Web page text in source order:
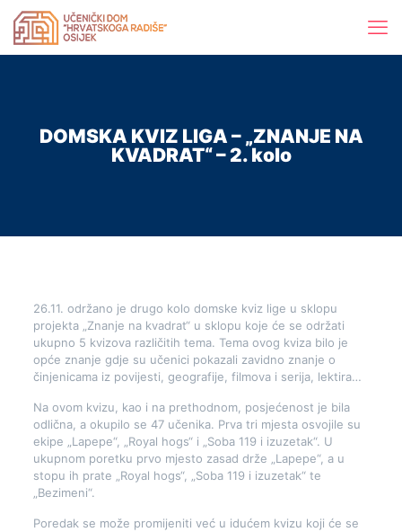
DOMSKA KVIZ LIGA – „ZNANJE NA
KVADRAT“ – 2. kolo
26.11. održano je drugo kolo domske kviz lige u sklopu
projekta „Znanje na kvadrat“ u sklopu koje će se održati
ukupno 5 kvizova različitih tema. Tema ovog kviza bilo je
opće znanje gdje su učenici pokazali zavidno znanje o
činjenicama iz povijesti, geografije, filmova i serija, lektira…
Na ovom kvizu, kao i na prethodnom, posjećenost je bila
odlična, a okupilo se 47 učenika. Prva tri mjesta osvojile su
ekipe „Lapepe“, „Royal hogs“ i „Soba 119 i izuzetak“. U
ukupnom poretku prvo mjesto zasad drže „Lapepe“, a u
stopu ih prate „Royal hogs“, „Soba 119 i izuzetak“ te
„Bezimeni“.
Poredak se može promijeniti već u idućem kvizu koji će se